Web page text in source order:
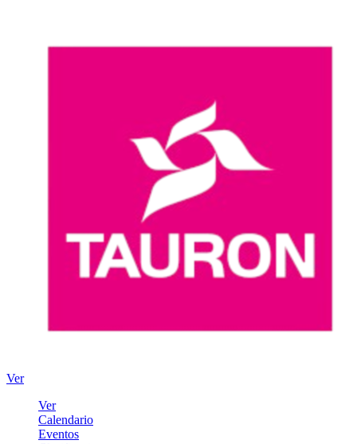
Ver
Ver
Calendario
Eventos